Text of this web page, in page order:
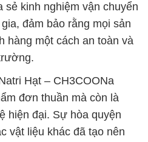
sẻ kinh nghiệm vận chuyển
đảm bảo rằng mọi sản
hàng một cách an toàn và
Hạt – CH3COONa
đơn thuần mà còn là
hiện đại. Sự hòa quyện
vật liệu khác đã tạo nên